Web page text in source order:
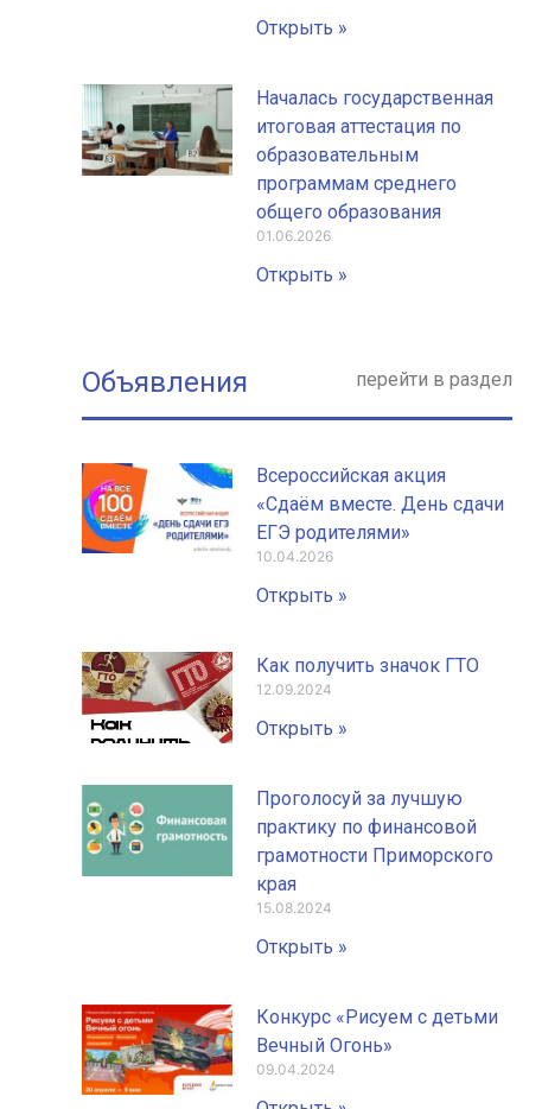
Открыть »
Началась государственная
итоговая аттестация по
образовательным
программам среднего
общего образования
01.06.2026
Открыть »
Объявления перейти в раздел
Всероссийская акция
«Сдаём вместе. День сдачи
ЕГЭ родителями»
10.04.2026
Открыть »
Как получить значок ГТО
12.09.2024
Открыть »
Проголосуй за лучшую
практику по финансовой
грамотности Приморского
края
15.08.2024
Открыть »
Конкурс «Рисуем с детьми
Вечный Огонь»
09.04.2024